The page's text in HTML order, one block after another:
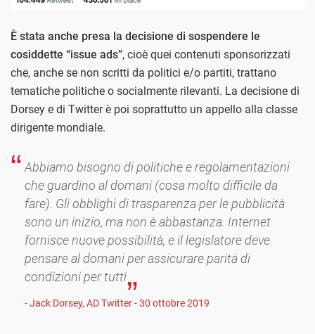
È stata anche presa la decisione di sospendere le
cosiddette “issue ads”, cioè quei contenuti sponsorizzati
che, anche se non scritti da politici e/o partiti, trattano
tematiche politiche o socialmente rilevanti. La decisione di
Dorsey e di Twitter è poi soprattutto un appello alla classe
dirigente mondiale.
Abbiamo bisogno di politiche e regolamentazioni
che guardino al domani (cosa molto difficile da
fare). Gli obblighi di trasparenza per le pubblicità
sono un inizio, ma non è abbastanza. Internet
fornisce nuove possibilità, e il legislatore deve
pensare al domani per assicurare parità di
condizioni per tutti
- Jack Dorsey, AD Twitter - 30 ottobre 2019